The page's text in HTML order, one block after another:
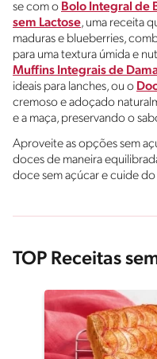
se com o Bolo Integral de
sem Lactose, uma receita
maduras e blueberries,
para uma textura úmida e
Muffins Integrais de
ideais para lanches, ou o
cremoso e adoçado
e a maça, preservando o
Aproveite as opções sem
doces de maneira
doce sem açúcar e cuide do
TOP Receitas